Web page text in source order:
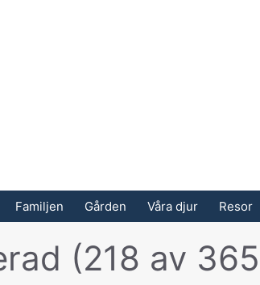
Familjen Gården Våra djur Resor
(218 av